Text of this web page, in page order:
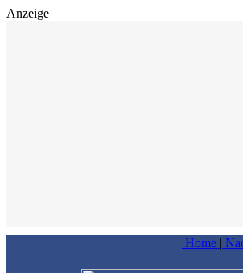
Anzeige
Home |